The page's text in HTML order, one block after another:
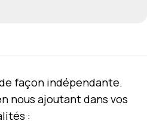
façon indépendante.
nous ajoutant dans vos
: